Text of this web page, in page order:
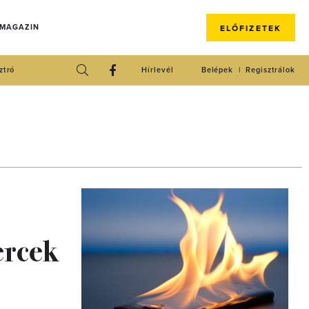
ELŐFIZETEK
Regisztrálok
Belépek
Hírlevél